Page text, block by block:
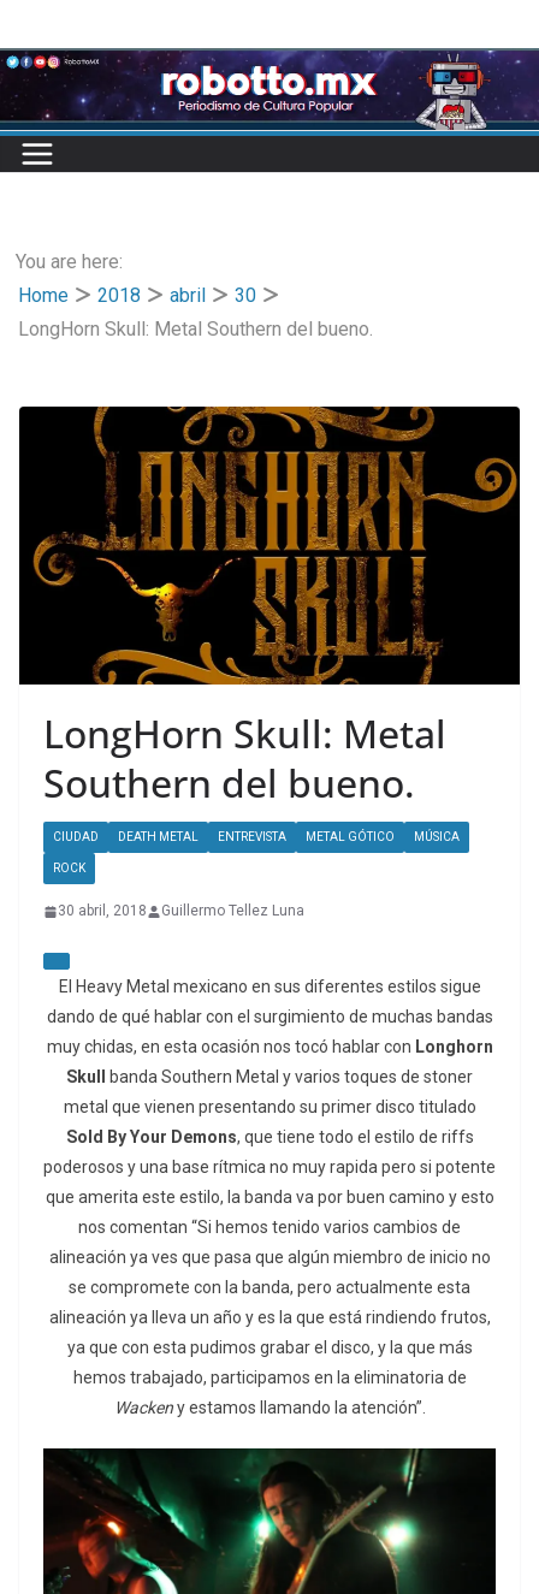
to
content
You are here:
Home
2018 abril
30
LongHorn Skull: Metal Southern del bueno.
LongHorn Skull: Metal
Southern del bueno.
CIUDAD DEATH METAL ENTREVISTA METAL GÓTICO MÚSICA
ROCK
30 abril, 2018 Guillermo Tellez Luna
El Heavy Metal mexicano en sus diferentes estilos sigue
dando de qué hablar con el surgimiento de muchas bandas
muy chidas, en esta ocasión nos tocó hablar con Longhorn
Skull
banda Southern Metal y varios toques de stoner
metal que vienen presentando su primer disco titulado
Sold By Your Demons, que tiene todo el estilo de riffs
poderosos y una base rítmica no muy rapida pero si potente
que amerita este estilo, la banda va por buen camino y esto
nos comentan “Si hemos tenido varios cambios de
alineación ya ves que pasa que algún miembro de inicio no
se compromete con la banda, pero actualmente esta
alineación ya lleva un año y es la que está rindiendo frutos,
ya que con esta pudimos grabar el disco, y la que más
hemos trabajado, participamos en la eliminatoria de
Wackeny estamos llamando la atención”.